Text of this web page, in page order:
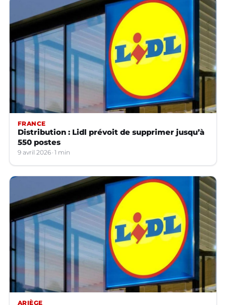
FRANCE
Distribution : Lidl prévoit de supprimer jusqu’à
550 postes
9 avril 2026 1 min
ARIÈGE